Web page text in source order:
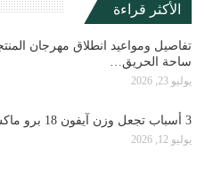
الأكثر قراءة
تفاصيل ومواعيد انطلاق مهرجان
ساحة الحريق…
يوليو 23, 2026
3 أسباب تجعل وزن آيفون 18 برو ماكس ميزة لا عيبًا
يوليو 12, 2026